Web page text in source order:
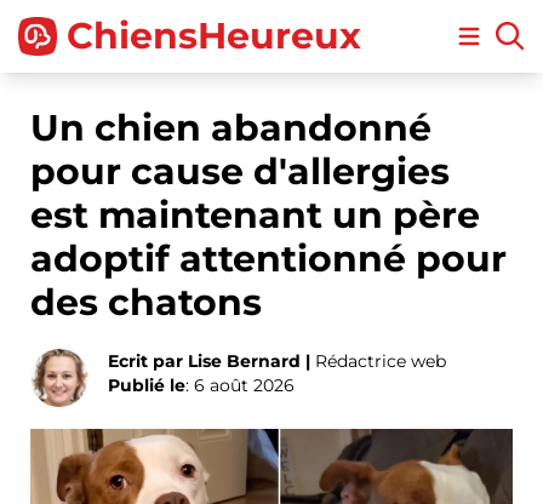
ChiensHeureux Open
Un chien abandonné
pour cause d'allergies
est maintenant un père
adoptif attentionné pour
des chatons
Ecrit par Lise Bernard | Rédactrice web
Publié le: 6 août 2026